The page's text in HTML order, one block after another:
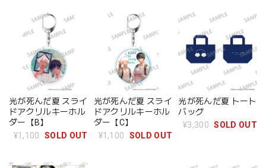
光が死んだ夏 スライ
ドアクリルキーホル
ダー【B】
¥1,100
SOLD OUT
光が死んだ夏 スライ
ドアクリルキーホル
ダー【C】
¥1,100
SOLD OUT
光が死んだ夏 トート
バッグ
¥3,300 SOLD OUT